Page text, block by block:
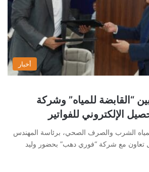
أخبار
“القابضة للمياه” وشركة
الإلكتروني للفواتير
الشرب والصرف الصحي، برئاسة المهندس
تعاون مع شركة “فوري دهب” بحضور وليد